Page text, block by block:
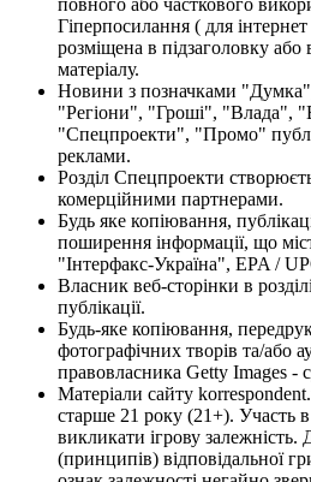
Гіперпосилання ( для
розміщена в підзаголовку або
матеріалу.
Новини з позначками
"Регіони", "Гроші", "Влада",
"Спецпроекти", "Промо"
реклами.
Розділ Спецпроекти
комерційними партнерами.
Будь яке копіювання,
поширення інформації, що
"Інтерфакс-Україна", EPA /
Власник веб-сторінки в
публікації.
Будь-яке копіювання,
фотографічних творів та/або
правовласника Getty Images -
Матеріали сайту
старше 21 року (21+). Участь
викликати ігрову
(принципів) відповідальної